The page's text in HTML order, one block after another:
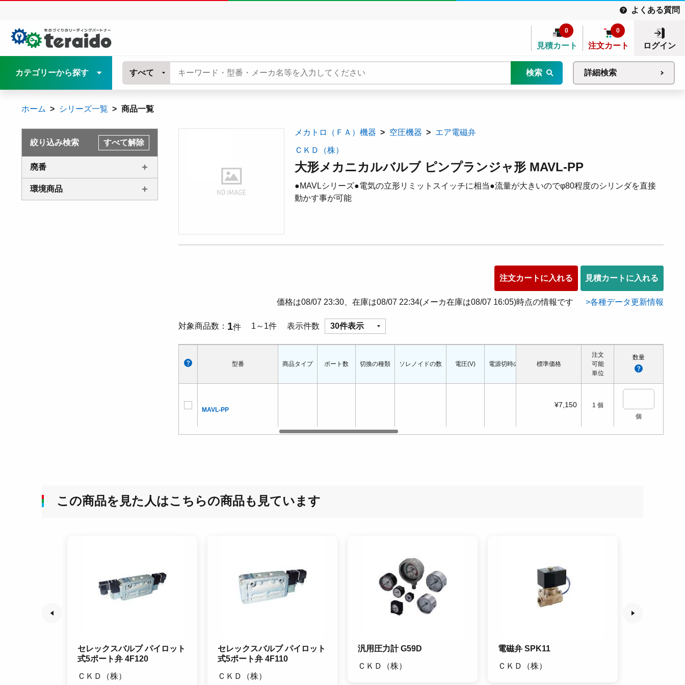
よくある質問
見積カート
0
注文カート
0
ログイン
カテゴリーから探す すべて 検索 詳細検索
ホーム シリーズ一覧 商品一覧
絞り込み検索 すべて解除
廃番
環境商品
メカトロ（ＦＡ）機器 空圧機器 エア電磁弁
ＣＫＤ（株）
大形メカニカルバルブ ピンプランジャ形 MAVL-PP
●MAVLシリーズ●電気の立形リミットスイッチに相当●流量が大きいのでφ80程度のシリンダを直接
動かす事が可能
注文カートに入れる 見積カートに入れる
価格は08/07 23:30、在庫は08/07 22:34(メーカ在庫は08/07 16:05)時点の情報です 各種データ更新情報
対象商品数 1件 1～1件 表示件数 30件表示
型番
MAVL-PP
商品タイプ ポート数 切換の種類 ソレノイドの数 電圧(V) 電源切時の状態 配管口の種類 配管ねじの呼び 適応シリンダ径
標準価格
注文
可能
単位
数量
¥7,150 1 個
個
この商品を見た人はこちらの商品も見ています
セレックスバルブ パイロット
式5ポート弁 4F120
ＣＫＤ（株）
セレックスバルブ パイロット
式5ポート弁 4F110
ＣＫＤ（株）
汎用圧力計 G59D
ＣＫＤ（株）
電磁弁 SPK11
ＣＫＤ（株）